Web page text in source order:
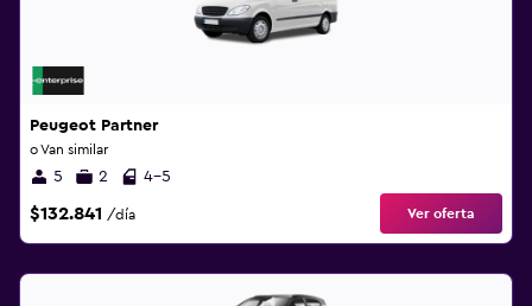
Peugeot Partner
o Van similar
5 2 4-5
$132.841 /día Ver oferta